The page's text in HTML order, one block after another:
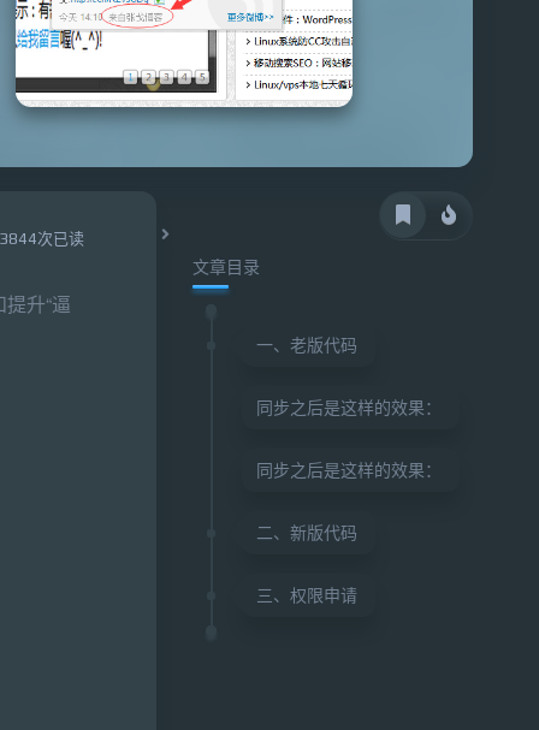
3844次已读
升“逼
文章目录
一、老版代码
同步之后是这样的效果：
同步之后是这样的效果：
二、新版代码
三、权限申请